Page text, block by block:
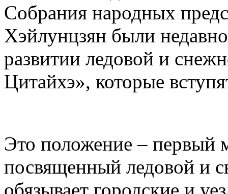
Собрания народных
Хэйлунцзян были
развитии ледовой и
Цитайхэ», которые
Это положение – первый
посвященный ледовой и
обязывает городские и